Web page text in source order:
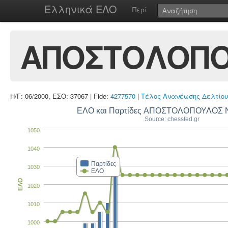
Ελληνικά ΕΛΟ Περί
Η/Γ: 06/2000, ΕΣΟ: 37067 | Fide: 4277570 | Τέλος Ανανέωσης Δελτίου
ΕΛΟ και Παρτίδες ΑΠΟΣΤΟΛΟΠΟΥΛΟΣ
Source: chessfed.gr
Παρτίδες
ΕΛΟ
1000
1010
1020
1030
1040
1050
ΕΛΟ